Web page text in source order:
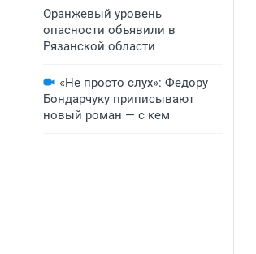
Оранжевый уровень
опасности объявили в
Рязанской области
«Не просто слух»: Федору
Бондарчуку приписывают
новый роман — с кем